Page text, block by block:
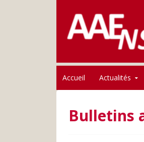
AAE-ENSG
Accueil Actualités
Bulletins